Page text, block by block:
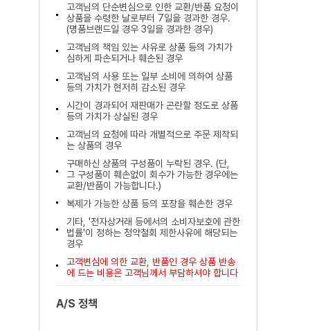
고객님의 단순변심으로 인한 교환/반품 요청이
상품을 수령한 날로부터 7일을 경과한 경우.
(명품브랜드일 경우 3일을 경과한 경우)
고객님의 책임 있는 사유로 상품 등의 가치가
심하게 파손되거나 훼손된 경우
고객님의 사용 또는 일부 소비에 의하여 상품
등의 가치가 현저히 감소된 경우
시간이 경과되어 재판매가 곤란할 정도로 상품
등의 가치가 상실된 경우
고객님의 요청에 따라 개별적으로 주문 제작되
는 상품의 경우
구매하신 상품의 구성품이 누락된 경우. (단,
그 구성품이 훼손없이 회수가 가능한 경우에는
교환/반품이 가능합니다.)
복제가 가능한 상품 등의 포장을 훼손한 경우
기타, '전자상거래 등에서의 소비자보호에 관한
법률'이 정하는 청약철회 제한사유에 해당되는
경우
고객변심에 의한 교환, 반품인 경우 상품 반송
에 드는 비용은 고객님께서 부담하셔야 합니다
A/S 정책